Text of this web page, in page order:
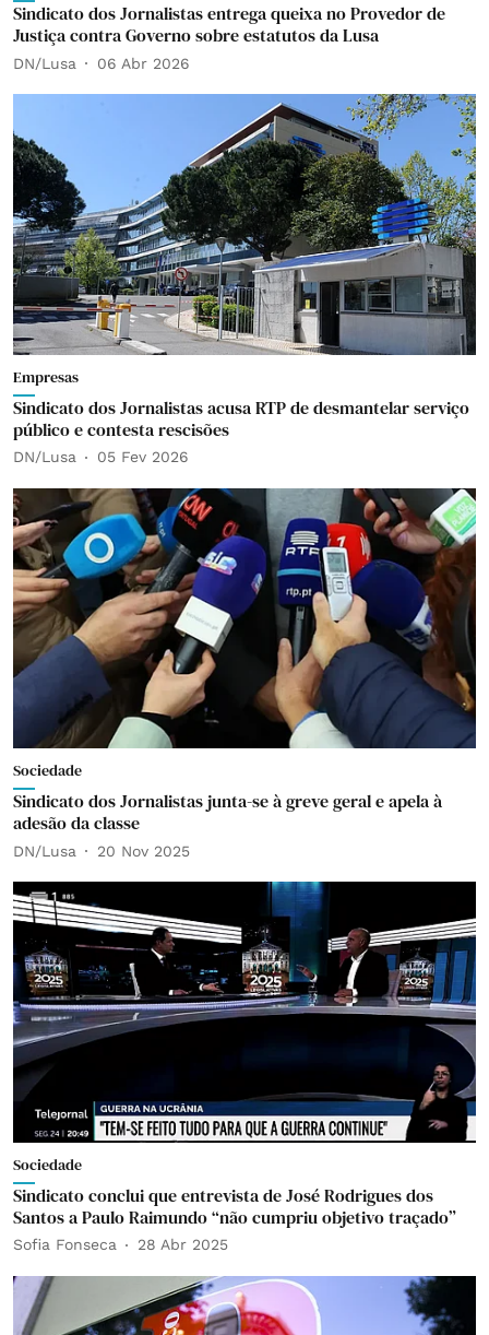
Sindicato dos Jornalistas entrega queixa no Provedor de
Justiça contra Governo sobre estatutos da Lusa
DN/Lusa 06 Abr 2026
Empresas
Sindicato dos Jornalistas acusa RTP de desmantelar serviço
público e contesta rescisões
DN/Lusa 05 Fev 2026
Sociedade
Sindicato dos Jornalistas junta-se à greve geral e apela à
adesão da classe
DN/Lusa 20 Nov 2025
Sociedade
Sindicato conclui que entrevista de José Rodrigues dos
Santos a Paulo Raimundo “não cumpriu objetivo traçado”
Sofia Fonseca 28 Abr 2025